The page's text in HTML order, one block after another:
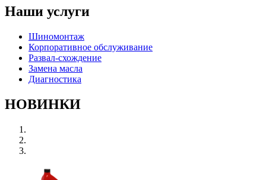
Наши услуги
Шиномонтаж
Корпоративное обслуживание
Развал-схождение
Замена масла
Диагностика
НОВИНКИ